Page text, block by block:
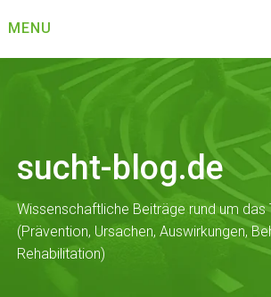
toMENU
sucht-blog.de
Wissenschaftliche Beiträge rund um das
(Prävention, Ursachen, Auswirkungen,
Rehabilitation)